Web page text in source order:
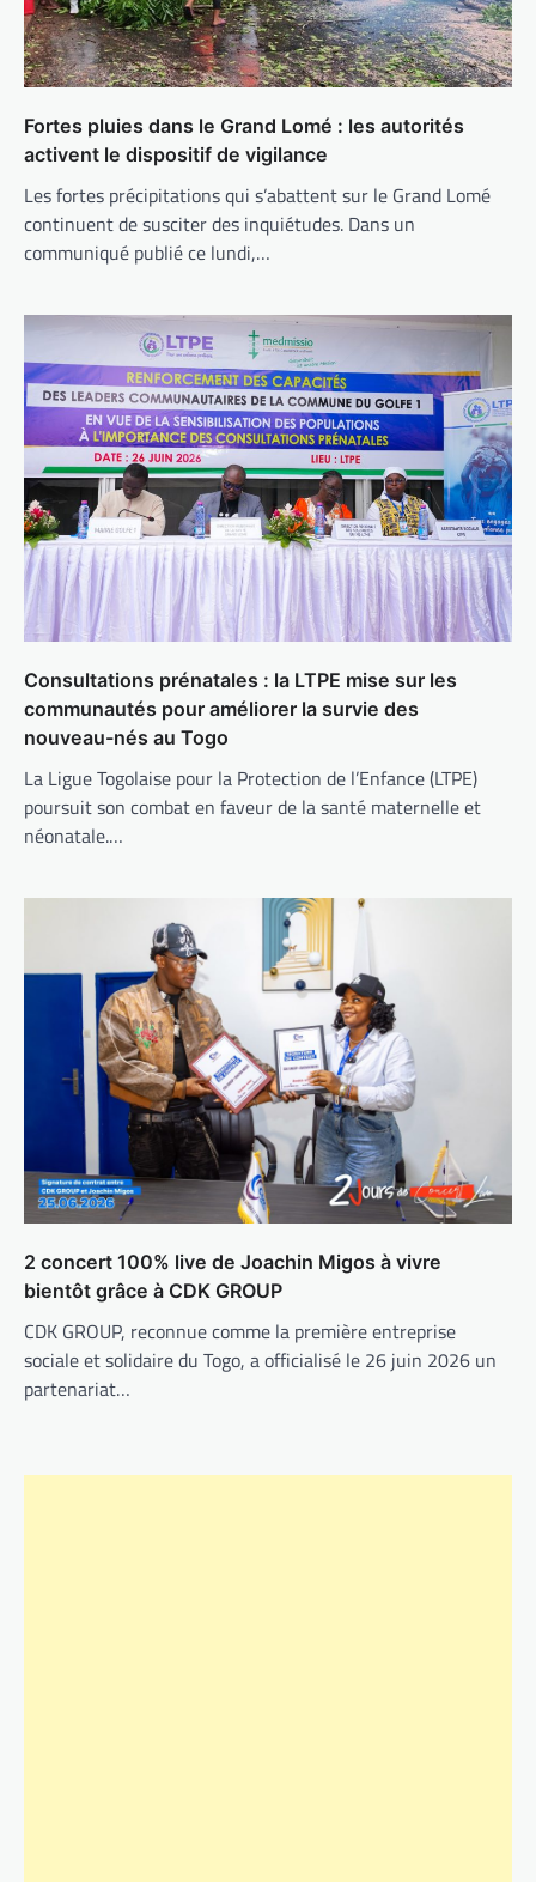
Fortes pluies dans le Grand Lomé : les autorités
activent le dispositif de vigilance
Les fortes précipitations qui s’abattent sur le Grand Lomé
continuent de susciter des inquiétudes. Dans un
communiqué publié ce lundi,…
Consultations prénatales : la LTPE mise sur les
communautés pour améliorer la survie des
nouveau-nés au Togo
La Ligue Togolaise pour la Protection de l’Enfance (LTPE)
poursuit son combat en faveur de la santé maternelle et
néonatale.…
2 concert 100% live de Joachin Migos à vivre
bientôt grâce à CDK GROUP
CDK GROUP, reconnue comme la première entreprise
sociale et solidaire du Togo, a officialisé le 26 juin 2026 un
partenariat…